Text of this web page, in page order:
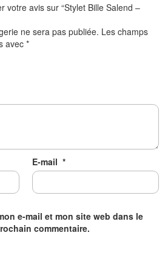
votre avis sur “Stylet Bille Salend –
ne sera pas publiée. Les champs
avec *
E-mail *
e-mail et mon site web dans le
commentaire.